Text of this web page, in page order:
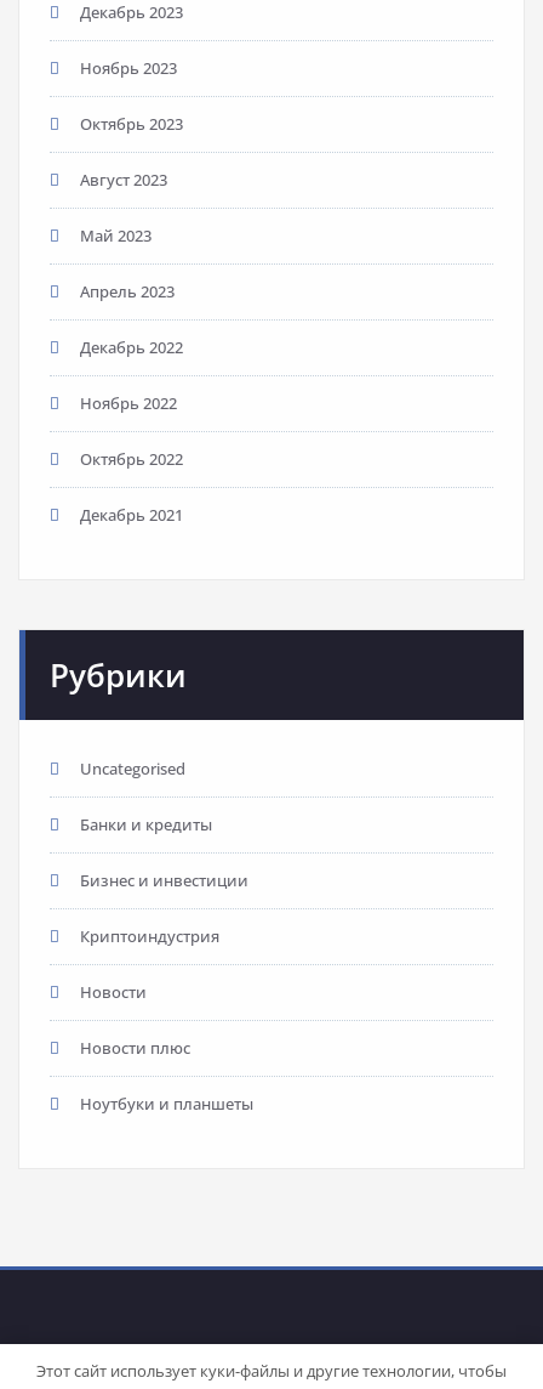
Декабрь 2023
Ноябрь 2023
Октябрь 2023
Август 2023
Май 2023
Апрель 2023
Декабрь 2022
Ноябрь 2022
Октябрь 2022
Декабрь 2021
Рубрики
Uncategorised
Банки и кредиты
Бизнес и инвестиции
Криптоиндустрия
Новости
Новости плюс
Ноутбуки и планшеты
Этот сайт использует куки-файлы и другие технологии, чтобы